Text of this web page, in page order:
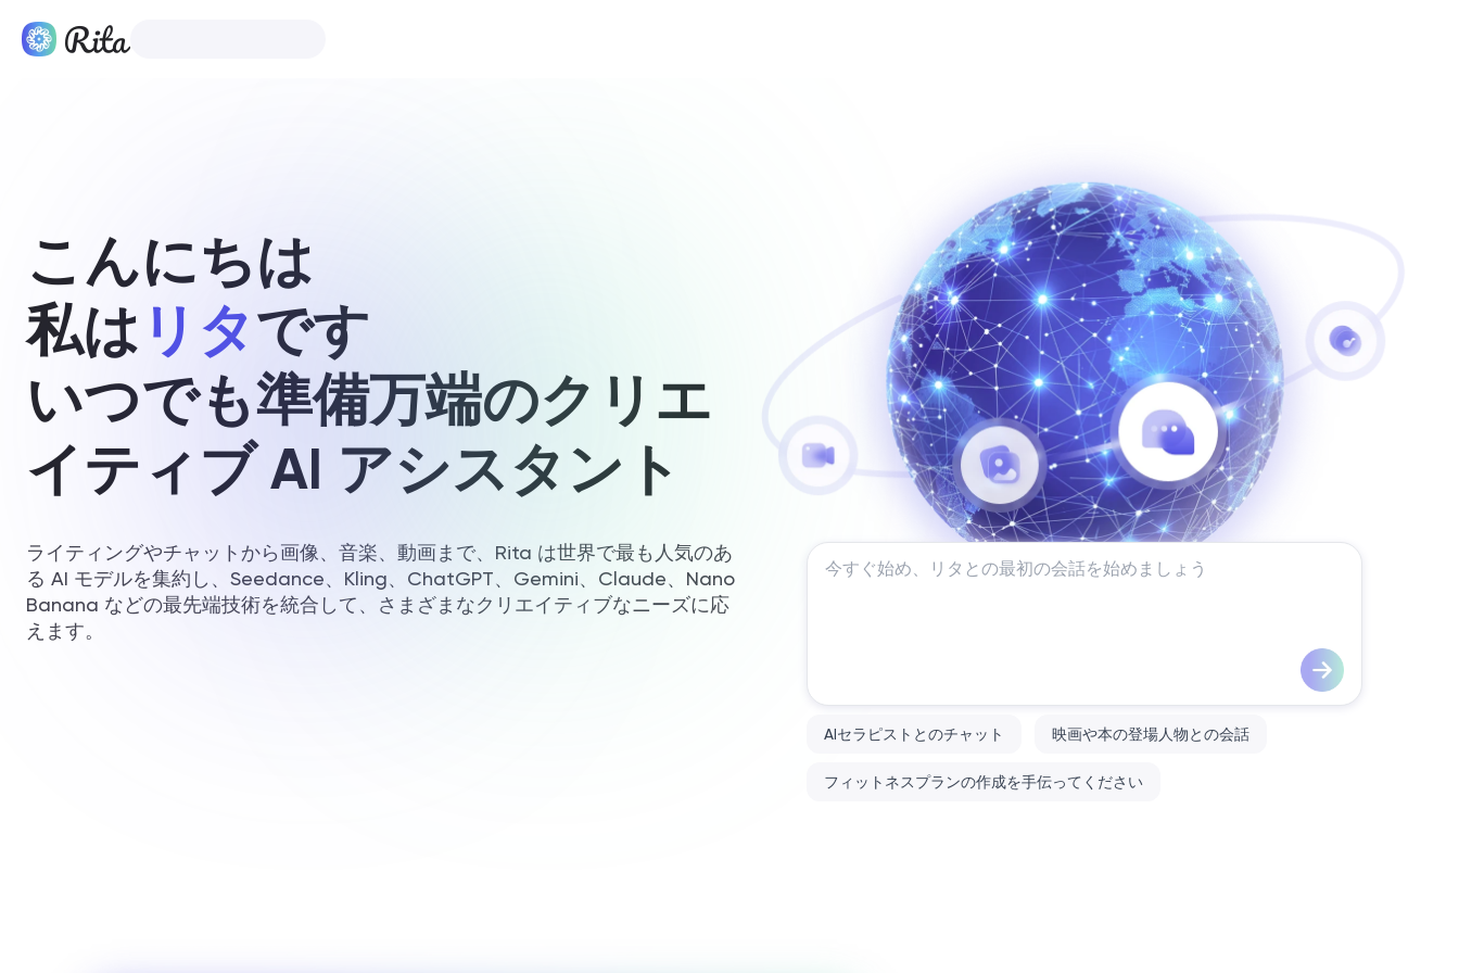
こんにちは
私は リタです
いつでも準備万端のクリエ
イティブ AI アシスタント
ライティングやチャットから画像、音楽、動画まで、Rita は世界で最も人気のあ
る AI モデルを集約し、Seedance、Kling、ChatGPT、Gemini、Claude、Nano
Banana などの最先端技術を統合して、さまざまなクリエイティブなニーズに応
えます。
AIセラピストとのチャット 映画や本の登場人物との会話
フィットネスプランの作成を手伝ってください